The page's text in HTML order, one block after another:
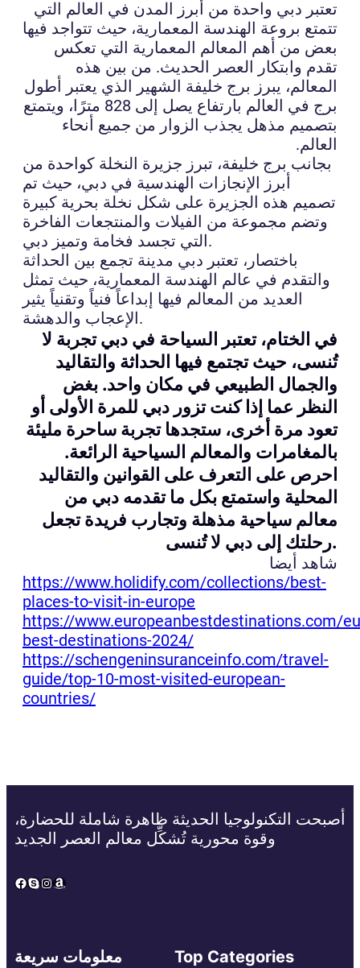
تعتبر دبي واحدة من أبرز المدن في العالم التي
تتمتع بروعة الهندسة المعمارية، حيث تتواجد فيها
بعض من أهم المعالم المعمارية التي تعكس
تقدم وابتكار العصر الحديث. من بين هذه
المعالم، يبرز برج خليفة الشهير الذي يعتبر أطول
برج في العالم بارتفاع يصل إلى 828 مترًا، ويتمتع
بتصميم مذهل يجذب الزوار من جميع أنحاء
العالم.
بجانب برج خليفة، تبرز جزيرة النخلة كواحدة من
أبرز الإنجازات الهندسية في دبي، حيث تم
تصميم هذه الجزيرة على شكل نخلة بحرية كبيرة
وتضم مجموعة من الفيلات والمنتجعات الفاخرة
التي تجسد فخامة وتميز دبي.
باختصار، تعتبر دبي مدينة تجمع بين الحداثة
والتقدم في عالم الهندسة المعمارية، حيث تمثل
العديد من المعالم فيها إبداعاً فنياً وتقنياً يثير
الإعجاب والدهشة.
في الختام، تعتبر السياحة في دبي تجربة لا
تُنسى، حيث تجتمع فيها الحداثة والتقاليد
والجمال الطبيعي في مكان واحد. بغض
النظر عما إذا كنت تزور دبي للمرة الأولى أو
تعود مرة أخرى، ستجدها تجربة ساحرة مليئة
بالمغامرات والمعالم السياحية الرائعة.
احرص على التعرف على القوانين والتقاليد
المحلية واستمتع بكل ما تقدمه دبي من
معالم سياحية مذهلة وتجارب فريدة تجعل
رحلتك إلى دبي لا تُنسى.
شاهد أيضا
https://www.holidify.com/collections/best-
places-to-visit-in-europe
https://www.europeanbestdestinations.com/
best-destinations-2024/
https://schengeninsuranceinfo.com/travel-
guide/top-10-most-visited-european-
countries/
أصبحت التكنولوجيا الحديثة ظاهرة شاملة للحضارة،
وقوة محورية تُشكِّل معالم العصر الجديد
Facebook
Skype
Instagram
Amazon
معلومات سريعة Top Categories